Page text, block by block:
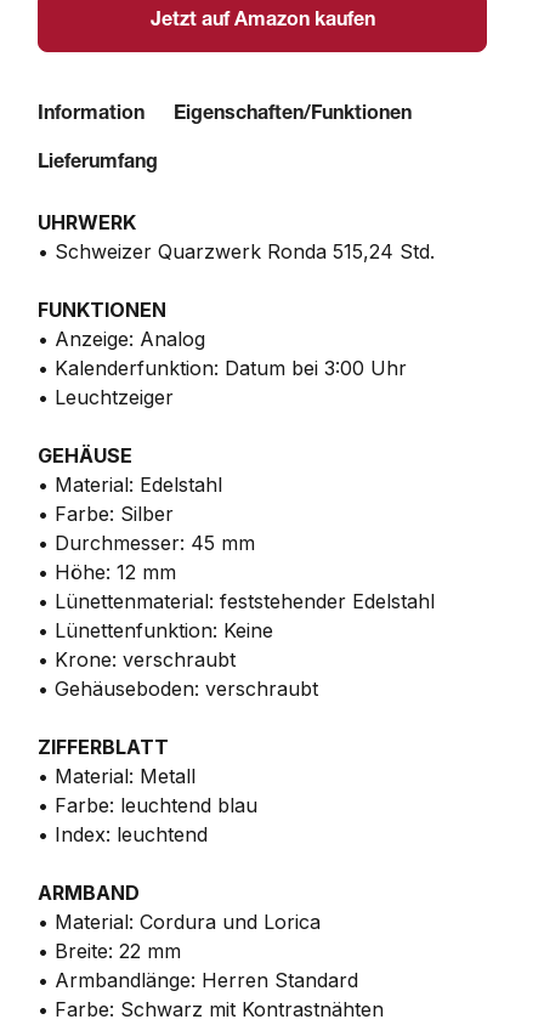
Jetzt auf Amazon kaufen
Information Eigenschaften/Funktionen
Lieferumfang
UHRWERK
• Schweizer Quarzwerk Ronda 515,24 Std.
FUNKTIONEN
• Anzeige: Analog
• Kalenderfunktion: Datum bei 3:00 Uhr
• Leuchtzeiger
GEHÄUSE
• Material: Edelstahl
• Farbe: Silber
• Durchmesser: 45 mm
• Höhe: 12 mm
• Lünettenmaterial: feststehender Edelstahl
• Lünettenfunktion: Keine
• Krone: verschraubt
• Gehäuseboden: verschraubt
ZIFFERBLATT
• Material: Metall
• Farbe: leuchtend blau
• Index: leuchtend
ARMBAND
• Material: Cordura und Lorica
• Breite: 22 mm
• Armbandlänge: Herren Standard
• Farbe: Schwarz mit Kontrastnähten